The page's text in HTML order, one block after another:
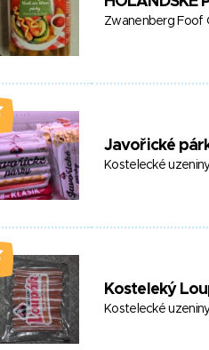
Zwanenberg Foof
Javořické
Kostelecké
Kosteleký
Kostelecké